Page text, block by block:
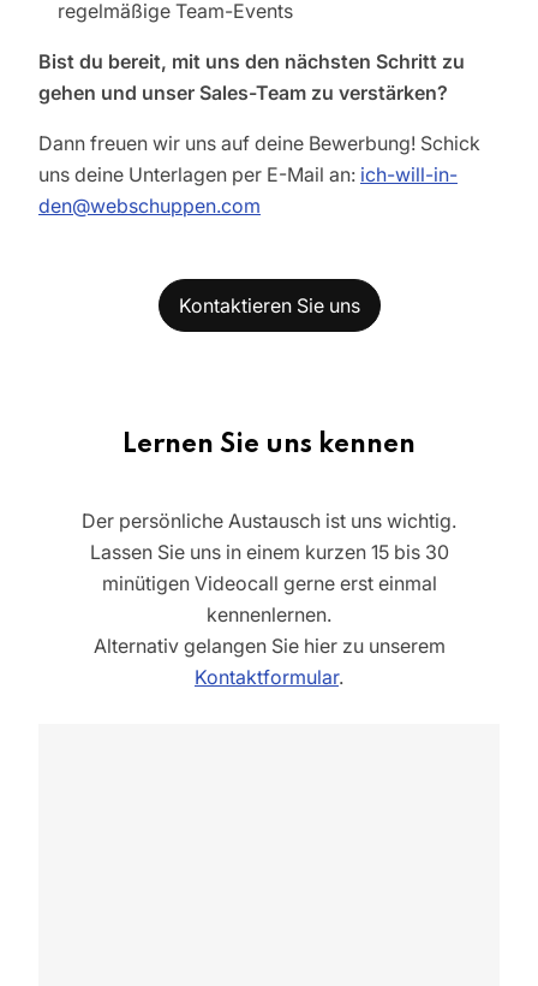
regelmäßige Team-Events
Bist du bereit, mit uns den nächsten Schritt zu
gehen und unser Sales-Team zu verstärken?
Dann freuen wir uns auf deine Bewerbung! Schick
uns deine Unterlagen per E-Mail an: ich-will-in-
den@webschuppen.com
Kontaktieren Sie uns
Lernen Sie uns kennen
Der persönliche Austausch ist uns wichtig.
Lassen Sie uns in einem kurzen 15 bis 30
minütigen Videocall gerne erst einmal
kennenlernen.
Alternativ gelangen Sie hier zu unserem
Kontaktformular.